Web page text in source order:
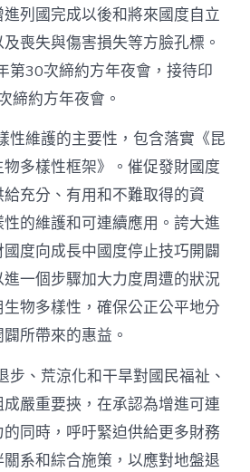
列國完成以後和將來國度自立
喪失與傷害損失等方臉孔標。
第30次締約方年夜會，接待印
締約方年夜會。
性維護的主要性，包含落實《昆
多樣性框架》。催促發財國度
充分、有用和不難取得的資
的維護和可連續應用。誇大進
度向成長中國度停止技巧開闢
一個步驟加大力度周遭的狀況
物多樣性，確保公正公平地分
所帶來的惠益。
步、荒涼化和干旱對國民福祉、
嚴重要挾，在承認為增進可連
同時，呼吁緊迫供給更多財務
系和綜合施策，以應對地盤退